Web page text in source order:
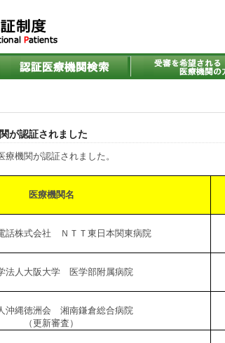
が認証されました
機関が認証されました。
医療機関名
話株式会社 ＮＴＴ東日本関東病院
法人大阪大学 医学部附属病院
沖縄徳洲会 湘南鎌倉総合病院
（更新審査）